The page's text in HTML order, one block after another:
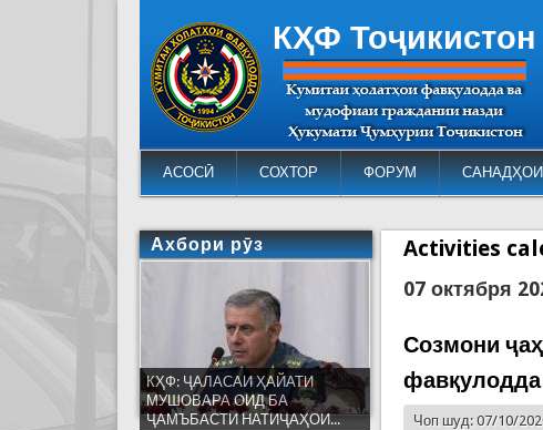
КҲФ Тоҷикистон
АСОСӢ СОХТОР ФОРУМ
Activities
07 октября
Созмони
фавқулодда
Чоп шуд: 07/10/
Ахбори рӯз
КҲФ: ҶАЛАСАИ ҲАЙАТИ
МУШОВАРА ОИД БА
ҶАМЪБАСТИ НАТИҶАҲОИ...